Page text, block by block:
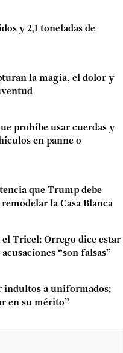
y 2,1 toneladas de
la magia, el dolor y
prohíbe usar cuerdas y
en panne o
que Trump debe
la Casa Blanca
Tricel: Orrego dice estar
“son falsas”
indultos a uniformados:
en su mérito”